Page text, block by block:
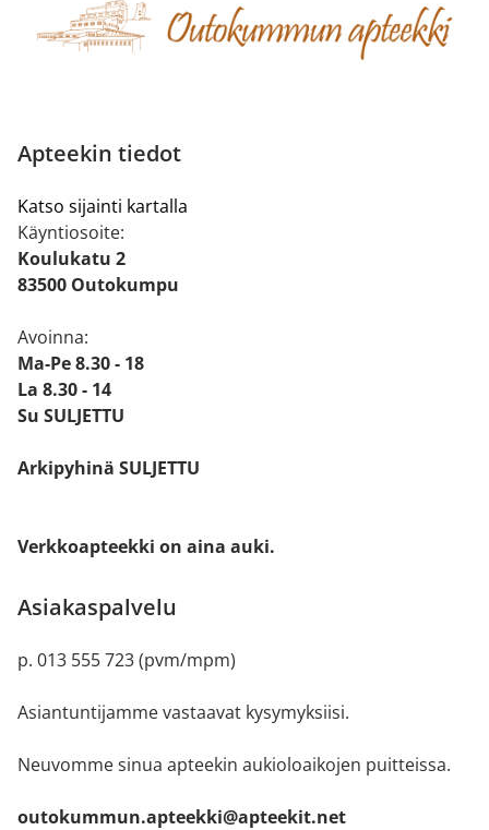
Apteekin tiedot
Katso sijainti kartalla
Käyntiosoite:
Koulukatu 2
83500 Outokumpu
Avoinna:
Ma-Pe 8.30 - 18
La 8.30 - 14
Su SULJETTU
Arkipyhinä SULJETTU
Verkkoapteekki on aina auki.
Asiakaspalvelu
p. 013 555 723 (pvm/mpm)
Asiantuntijamme vastaavat kysymyksiisi.
Neuvomme sinua apteekin aukioloaikojen puitteissa.
outokummun.apteekki@apteekit.net